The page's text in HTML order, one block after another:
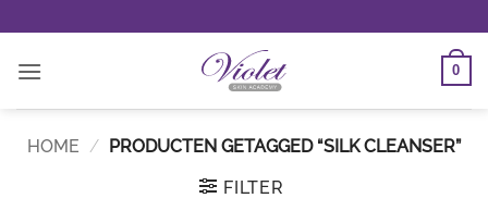
naar
inhoud
0
HOME / PRODUCTEN GETAGGED “SILK CLEANSER”
FILTER